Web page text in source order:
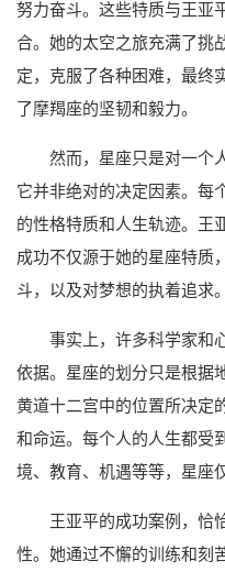
努力奋斗。这些特质与王亚
合。她的太空之旅充满了挑
定，克服了各种困难，最终
了摩羯座的坚韧和毅力。
然而，星座只是对一个
它并非绝对的决定因素。每
的性格特质和人生轨迹。王
成功不仅源于她的星座特质
斗，以及对梦想的执着追求。
事实上，许多科学家和
依据。星座的划分只是根据
黄道十二宫中的位置所决定
和命运。每个人的人生都受
境、教育、机遇等等，星座
王亚平的成功案例，恰
性。她通过不懈的训练和刻